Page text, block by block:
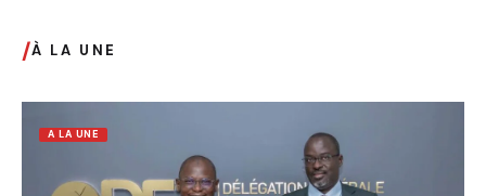
/À LA UNE
A LA UNE